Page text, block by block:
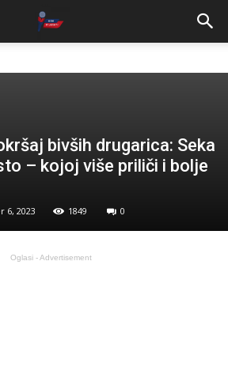
bivših drugarica: Seka
– kojoj više priliči i bolje
6, 2023 1849 0
Oglasi - Advertisement